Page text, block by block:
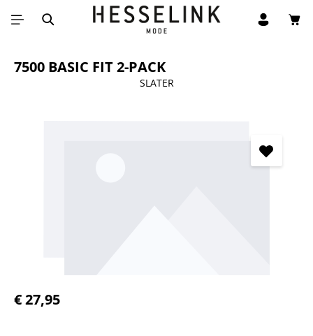
Ga naar de hoofdinhoud
7500 BASIC FIT 2-PACK
SLATER
Normale prijs:
€ 27,95